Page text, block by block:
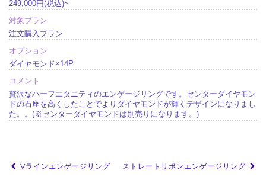
249,000円(税込)~
対象プラン
注文購入プラン
オプション
ダイヤモンド×14P
コメント
贅沢なハーフエタニティのエンゲージリングです。センターダイヤモン
ドの石座を高くしたことでよりダイヤモンドが輝くデザインになりまし
た。。(※センターダイヤモンドは別売りになります。)
投Vラインエンゲージリング ストレートリボンエンゲージリング